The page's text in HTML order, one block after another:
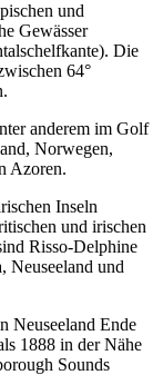
und
Gewässer
Die
64°
anderem im Golf
Norwegen,
Azoren.
Inseln
und irischen
Risso-Delphine
Neuseeland und
Neuseeland Ende
1888 in der Nähe
Sounds